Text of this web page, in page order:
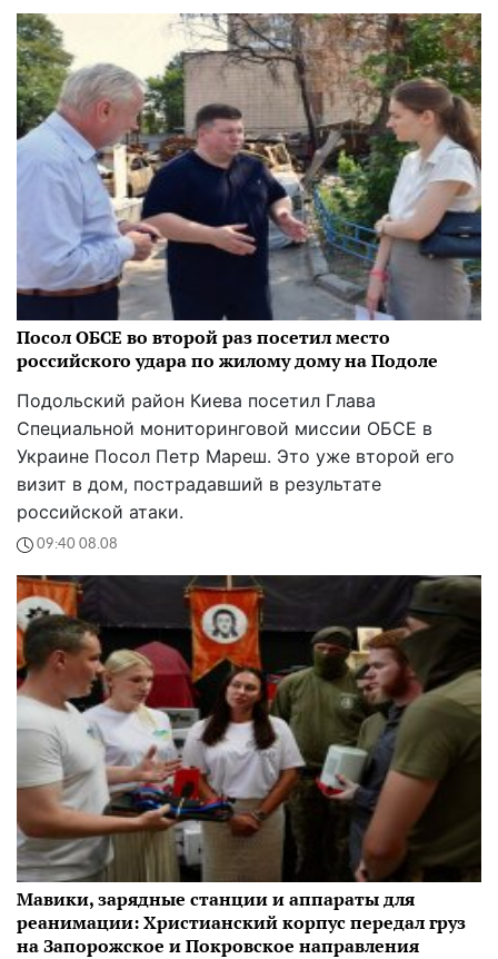
Посол ОБСЕ во второй раз посетил место
российского удара по жилому дому на Подоле
Подольский район Киева посетил Глава
Специальной мониторинговой миссии ОБСЕ в
Украине Посол Петр Мареш. Это уже второй его
визит в дом, пострадавший в результате
российской атаки.
09:40 08.08
Мавики, зарядные станции и аппараты для
реанимации: Христианский корпус передал груз
на Запорожское и Покровское направления